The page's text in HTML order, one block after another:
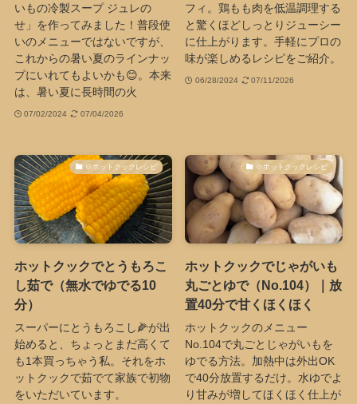
いもの冷製スープ ジュレの
せ」を作ってみました！普段使
いのメニューではないですが、
これからの暑い夏のラインナッ
プにいれてもよいかも😊。本来
は、暑い夏に長時間の火
07/02/2024 07/04/2026
フィ。鶏もも肉を低温調理する
と驚くほどしっとりジューシー
に仕上がります。手軽にプロの
味が楽しめるレシピをご紹介。
06/28/2024 07/11/2026
🍲ホットクックレシピ
ホットクックでとうもろこ
し茹で（無水でゆでる10
分）
スーパーにとうもろこし🌽が出
始めると、ちょっとまだ高くて
も1本買っちゃう私。それをホ
ットクックで茹でて家族で初物
をいただいています。
🍲ホットクックレシピ
ホットクックでじゃがいも
丸ごとゆで（No.104）｜放
置40分で甘くほくほく
ホットクックのメニュー
No.104で丸ごとじゃがいもを
ゆでる方法。加熱中は外出OK
で40分放置するだけ。水ゆでよ
り甘みが増してほくほく仕上が